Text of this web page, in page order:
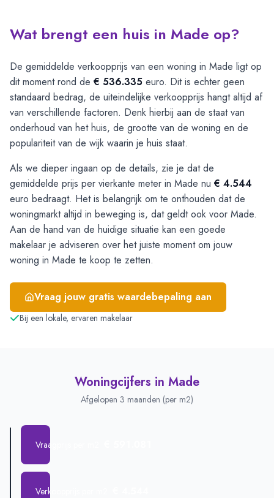
Wat brengt een huis in Made op?
De gemiddelde verkoopprijs van een woning in Made ligt op
dit moment rond de € 536.335 euro. Dit is echter geen
standaard bedrag, de uiteindelijke verkoopprijs hangt altijd af
van verschillende factoren. Denk hierbij aan de staat van
onderhoud van het huis, de grootte van de woning en de
populariteit van de wijk waarin je huis staat.
Als we dieper ingaan op de details, zie je dat de
gemiddelde prijs per vierkante meter in Made nu € 4.544
euro bedraagt. Het is belangrijk om te onthouden dat de
woningmarkt altijd in beweging is, dat geldt ook voor Made.
Aan de hand van de huidige situatie kan een goede
makelaar je adviseren over het juiste moment om jouw
woning in Made te koop te zetten.
Vraag jouw gratis waardebepaling aan
Bij een lokale, ervaren makelaar
Woningcijfers in Made
Afgelopen 3 maanden (per m2)
Vraagprijs per m2
Verkoopprijs per m2